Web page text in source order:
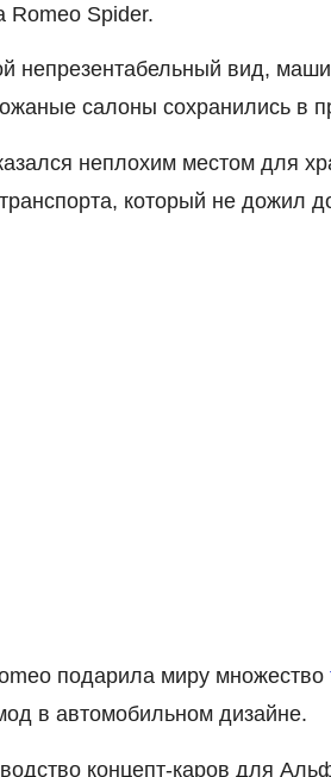
Romeo Spider.
непрезентабельный вид,
салоны сохранились в
неплохим местом для
который не дожил
подарила миру множество
в автомобильном дизайне.
концепт-каров для